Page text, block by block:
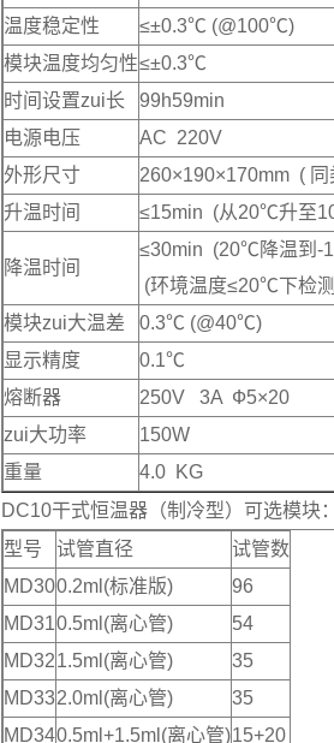
温度稳定性
≤±0.3℃ (@100℃)
模块温度均匀性≤±0.3℃
时间设置zui长
99h59min
电源电压
AC 220V
外形尺寸
260×190×170mm (
升温时间
≤15min (从20℃升至
降温时间
≤30min (20℃降温到-
(环境温度≤20℃下检
模块zui大温差
0.3℃ (@40℃)
显示精度
0.1℃
熔断器
250V 3A Ф5×20
zui大功率
150W
重量
4.0 KG
DC10干式恒温器（制冷型）可选模块：
型号
试管直径
试管数
MD300.2ml(标准版)
96
MD310.5ml(离心管)
54
MD321.5ml(离心管)
35
MD332.0ml(离心管)
35
MD340.5ml+1.5ml(离心管)15+20